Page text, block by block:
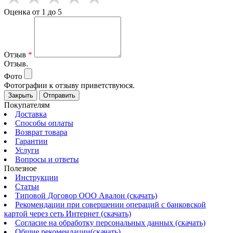
Оценка от 1 до 5
Отзыв *
Отзыв.
Фото
Фотографии к отзыву приветствуюся.
Закрыть Отправить
Покупателям
Доставка
Способы оплаты
Возврат товара
Гарантии
Услуги
Вопросы и ответы
Полезное
Инструкции
Статьи
Типовой Договор ООО Авалон (скачать)
Рекомендации при совершении операций с банковской
картой через сеть Интернет (скачать)
Согласие на обработку персональных данных (скачать)